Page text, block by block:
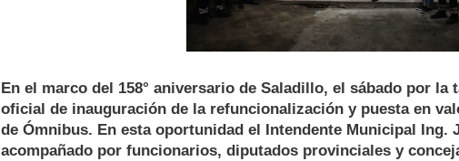
En el marco del 158° aniversario de Saladillo, el sábado por la
oficial de inauguración de la refuncionalización y puesta en
de Ómnibus. En esta oportunidad el Intendente Municipal Ing.
acompañado por funcionarios, diputados provinciales y